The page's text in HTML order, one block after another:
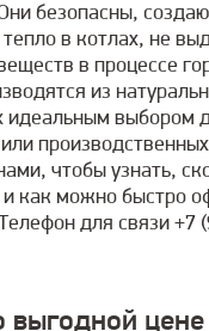
безопасны,
в котлах, не
в процессе
из
идеальным выбором
чтобы узнать,
и как можно быстро
для связи +7
выгодной цене